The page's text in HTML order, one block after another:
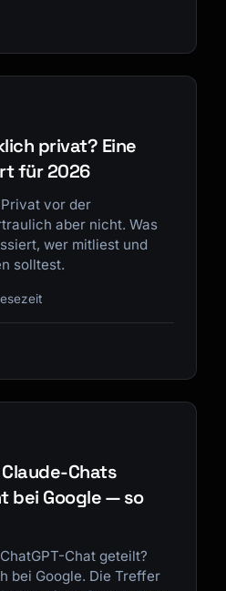
privat? Eine
für 2026
vor der
aber nicht. Was
wer mitliest und
solltest.
Chats
bei Google — so
Chat geteilt?
bei Google. Die Treffer